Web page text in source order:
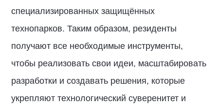
специализированных защищённых
технопарков. Таким образом, резиденты
получают все необходимые инструменты,
чтобы реализовать свои идеи, масштабировать
разработки и создавать решения, которые
укрепляют технологический суверенитет и